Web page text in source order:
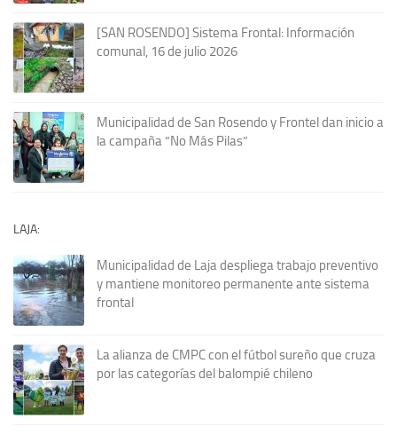
[SAN ROSENDO] Sistema Frontal: Información
comunal, 16 de julio 2026
Municipalidad de San Rosendo y Frontel dan inicio a
la campaña “No Más Pilas”
LAJA:
Municipalidad de Laja despliega trabajo preventivo
y mantiene monitoreo permanente ante sistema
frontal
La alianza de CMPC con el fútbol sureño que cruza
por las categorías del balompié chileno